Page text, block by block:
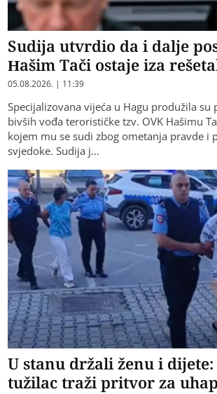
Sudija utvrdio da i dalje
Hašim Tači ostaje iza
05.08.2026. | 11:39
Specijalizovana vijeća u Hagu produžila
bivših vođa terorističke tzv. OVK Hašimu
kojem mu se sudi zbog ometanja pravde i
svjedoke. Sudija j…
U stanu držali ženu i
tužilac traži pritvor za